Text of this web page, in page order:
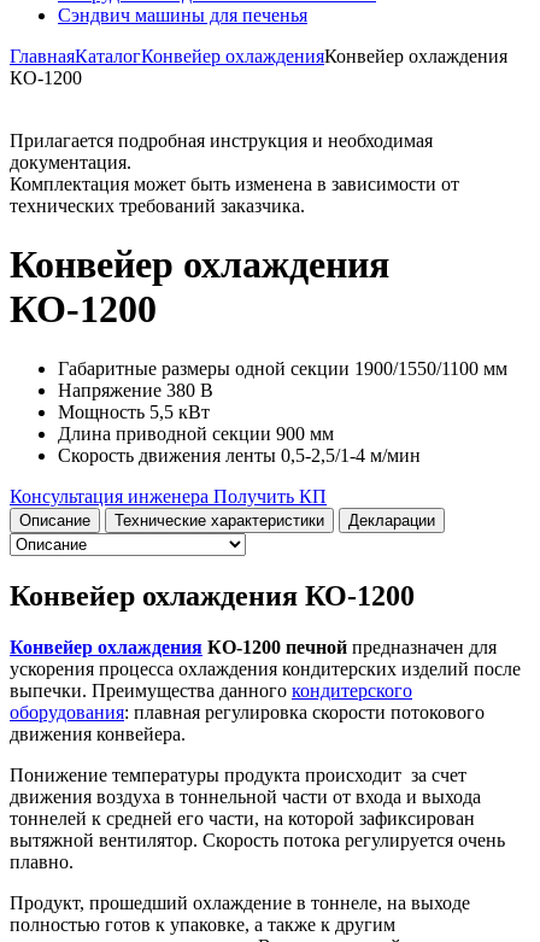
Сэндвич машины для печенья
ГлавнаяКаталогКонвейер охлажденияКонвейер охлаждения
КО-1200
Прилагается подробная инструкция и необходимая
документация.
Комплектация может быть изменена в зависимости от
технических требований заказчика.
Конвейер охлаждения
КО-1200
Габаритные размеры одной секции 1900/1550/1100 мм
Напряжение 380 В
Мощность 5,5 кВт
Длина приводной секции 900 мм
Скорость движения ленты 0,5-2,5/1-4 м/мин
Консультация инженера Получить КП
Описание Технические характеристики Декларации
Конвейер охлаждения КО-1200
Конвейер охлаждения КО-1200 печной предназначен для
ускорения процесса охлаждения кондитерских изделий после
выпечки. Преимущества данного кондитерского
оборудования: плавная регулировка скорости потокового
движения конвейера.
Понижение температуры продукта происходит за счет
движения воздуха в тоннельной части от входа и выхода
тоннелей к средней его части, на которой зафиксирован
вытяжной вентилятор. Скорость потока регулируется очень
плавно.
Продукт, прошедший охлаждение в тоннеле, на выходе
полностью готов к упаковке, а также к другим